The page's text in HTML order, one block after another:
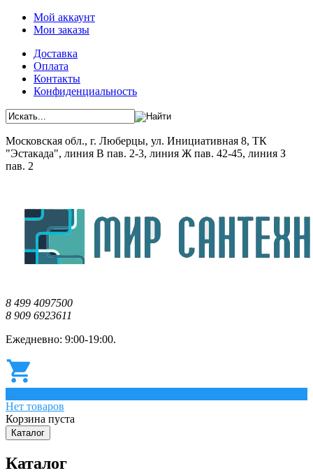
Мой аккаунт
Мои заказы
Доставка
Оплата
Контакты
Конфиденциальность
Московская обл., г. Люберцы, ул. Инициативная 8, ТК
"Эстакада", линия В пав. 2-3, линия Ж пав. 42-45, линия З
пав. 2
8 499 4097500
8 909 6923611
Ежедневно: 9:00-19:00.
Нет товаров
Корзина пуста
Каталог
Каталог